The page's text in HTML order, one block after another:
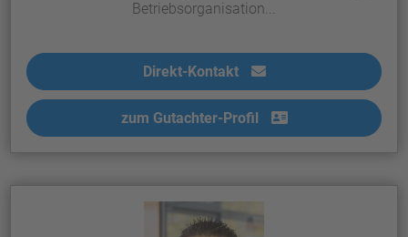
Betriebsorganisation...
Direkt-Kontakt
zum Gutachter-Profil